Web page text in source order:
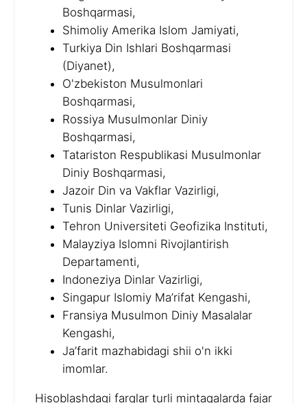
Boshqarmasi,
Shimoliy Amerika Islom Jamiyati,
Turkiya Din Ishlari Boshqarmasi
(Diyanet),
O'zbekiston Musulmonlari
Boshqarmasi,
Rossiya Musulmonlar Diniy
Boshqarmasi,
Tatariston Respublikasi Musulmonlar
Diniy Boshqarmasi,
Jazoir Din va Vakflar Vazirligi,
Tunis Dinlar Vazirligi,
Tehron Universiteti Geofizika Instituti,
Malayziya Islomni Rivojlantirish
Departamenti,
Indoneziya Dinlar Vazirligi,
Singapur Islomiy Ma’rifat Kengashi,
Fransiya Musulmon Diniy Masalalar
Kengashi,
Ja’farit mazhabidagi shii o'n ikki
imomlar.
Hisoblashdagi farqlar turli mintaqalarda fajar